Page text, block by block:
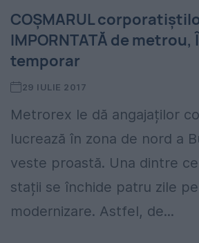
COȘMARUL
IMPORNTATĂ de metrou,
temporar
29 IULIE 2017
Metrorex le dă angajaților
lucrează în zona de nord a
veste proastă. Una dintre
stații se închide patru zile
modernizare. Astfel, de...